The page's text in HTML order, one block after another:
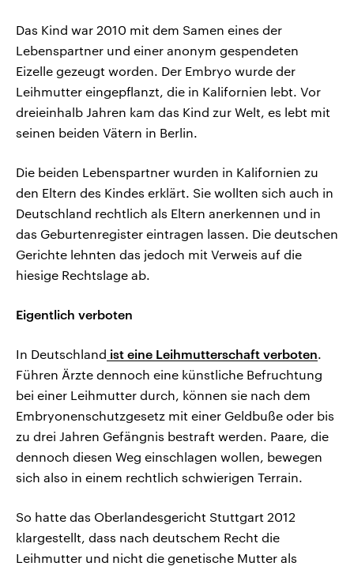
Das Kind war 2010 mit dem Samen eines der
Lebenspartner und einer anonym gespendeten
Eizelle gezeugt worden. Der Embryo wurde der
Leihmutter eingepflanzt, die in Kalifornien lebt. Vor
dreieinhalb Jahren kam das Kind zur Welt, es lebt mit
seinen beiden Vätern in Berlin.
Die beiden Lebenspartner wurden in Kalifornien zu
den Eltern des Kindes erklärt. Sie wollten sich auch in
Deutschland rechtlich als Eltern anerkennen und in
das Geburtenregister eintragen lassen. Die deutschen
Gerichte lehnten das jedoch mit Verweis auf die
hiesige Rechtslage ab.
Eigentlich verboten
In Deutschland ist eine Leihmutterschaft verboten.
Führen Ärzte dennoch eine künstliche Befruchtung
bei einer Leihmutter durch, können sie nach dem
Embryonenschutzgesetz mit einer Geldbuße oder bis
zu drei Jahren Gefängnis bestraft werden. Paare, die
dennoch diesen Weg einschlagen wollen, bewegen
sich also in einem rechtlich schwierigen Terrain.
So hatte das Oberlandesgericht Stuttgart 2012
klargestellt, dass nach deutschem Recht die
Leihmutter und nicht die genetische Mutter als